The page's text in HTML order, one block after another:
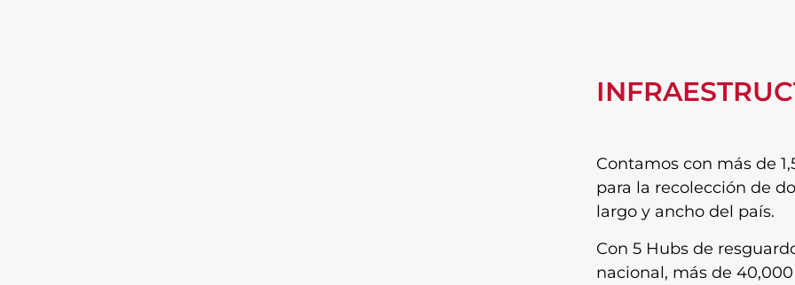
Contamos con más de
para la recolección de
largo y ancho del país.
Con 5 Hubs de
nacional, más de